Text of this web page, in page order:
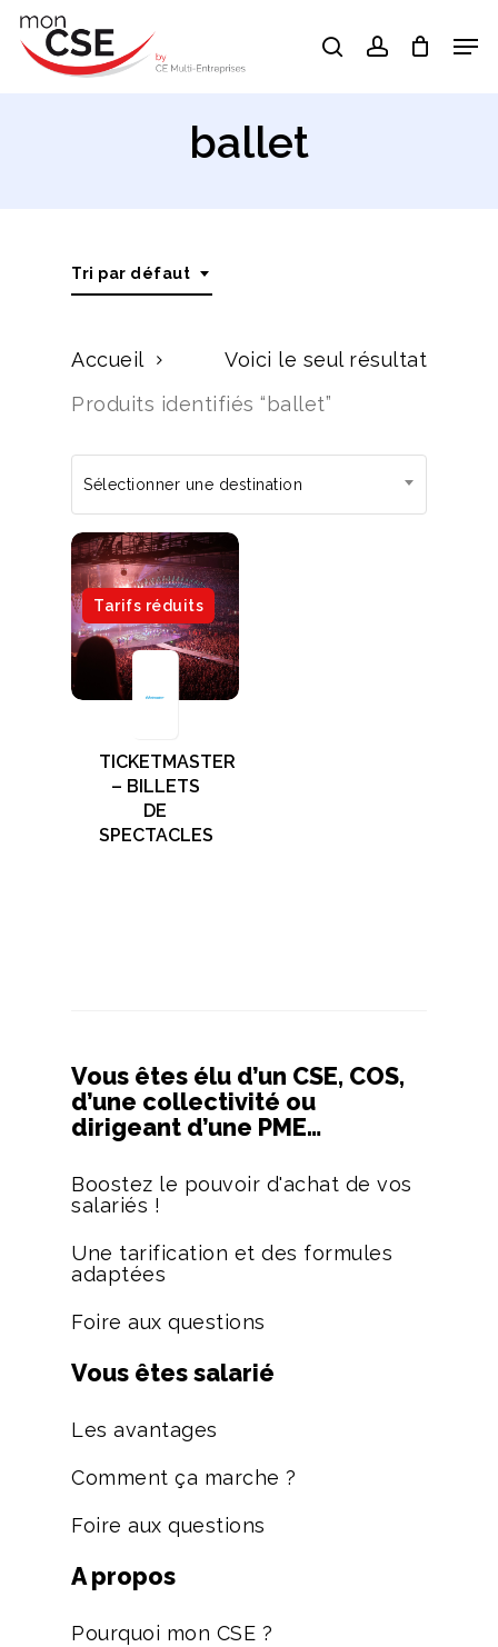
Skip
searchaccount
ballet
Tri par défaut
Voici le seul résultat
Accueil
Produits identifiés “ballet”
Sélectionner une destination
Tarifs réduits
TICKETMASTER
– BILLETS
DE
SPECTACLES
Vous êtes élu d’un CSE, COS,
d’une collectivité ou
dirigeant d’une PME…
Boostez le pouvoir d'achat de vos
salariés !
Une tarification et des formules
adaptées
Foire aux questions
Vous êtes salarié
Les avantages
Comment ça marche ?
Foire aux questions
A propos
Pourquoi mon CSE ?